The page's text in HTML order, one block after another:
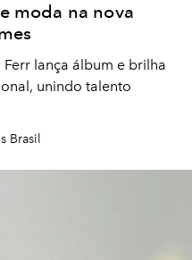
moda na nova
lança álbum e brilha
unindo talento
Brasil